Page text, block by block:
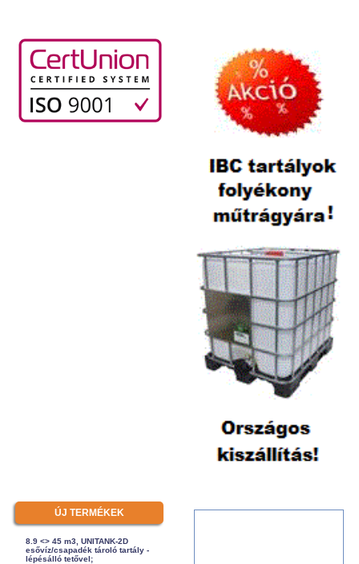
ÚJ TERMÉKEK
8.9 <> 45 m3, UNITANK-2D
esővíz/csapadék tároló tartály -
lépésálló tetővel;